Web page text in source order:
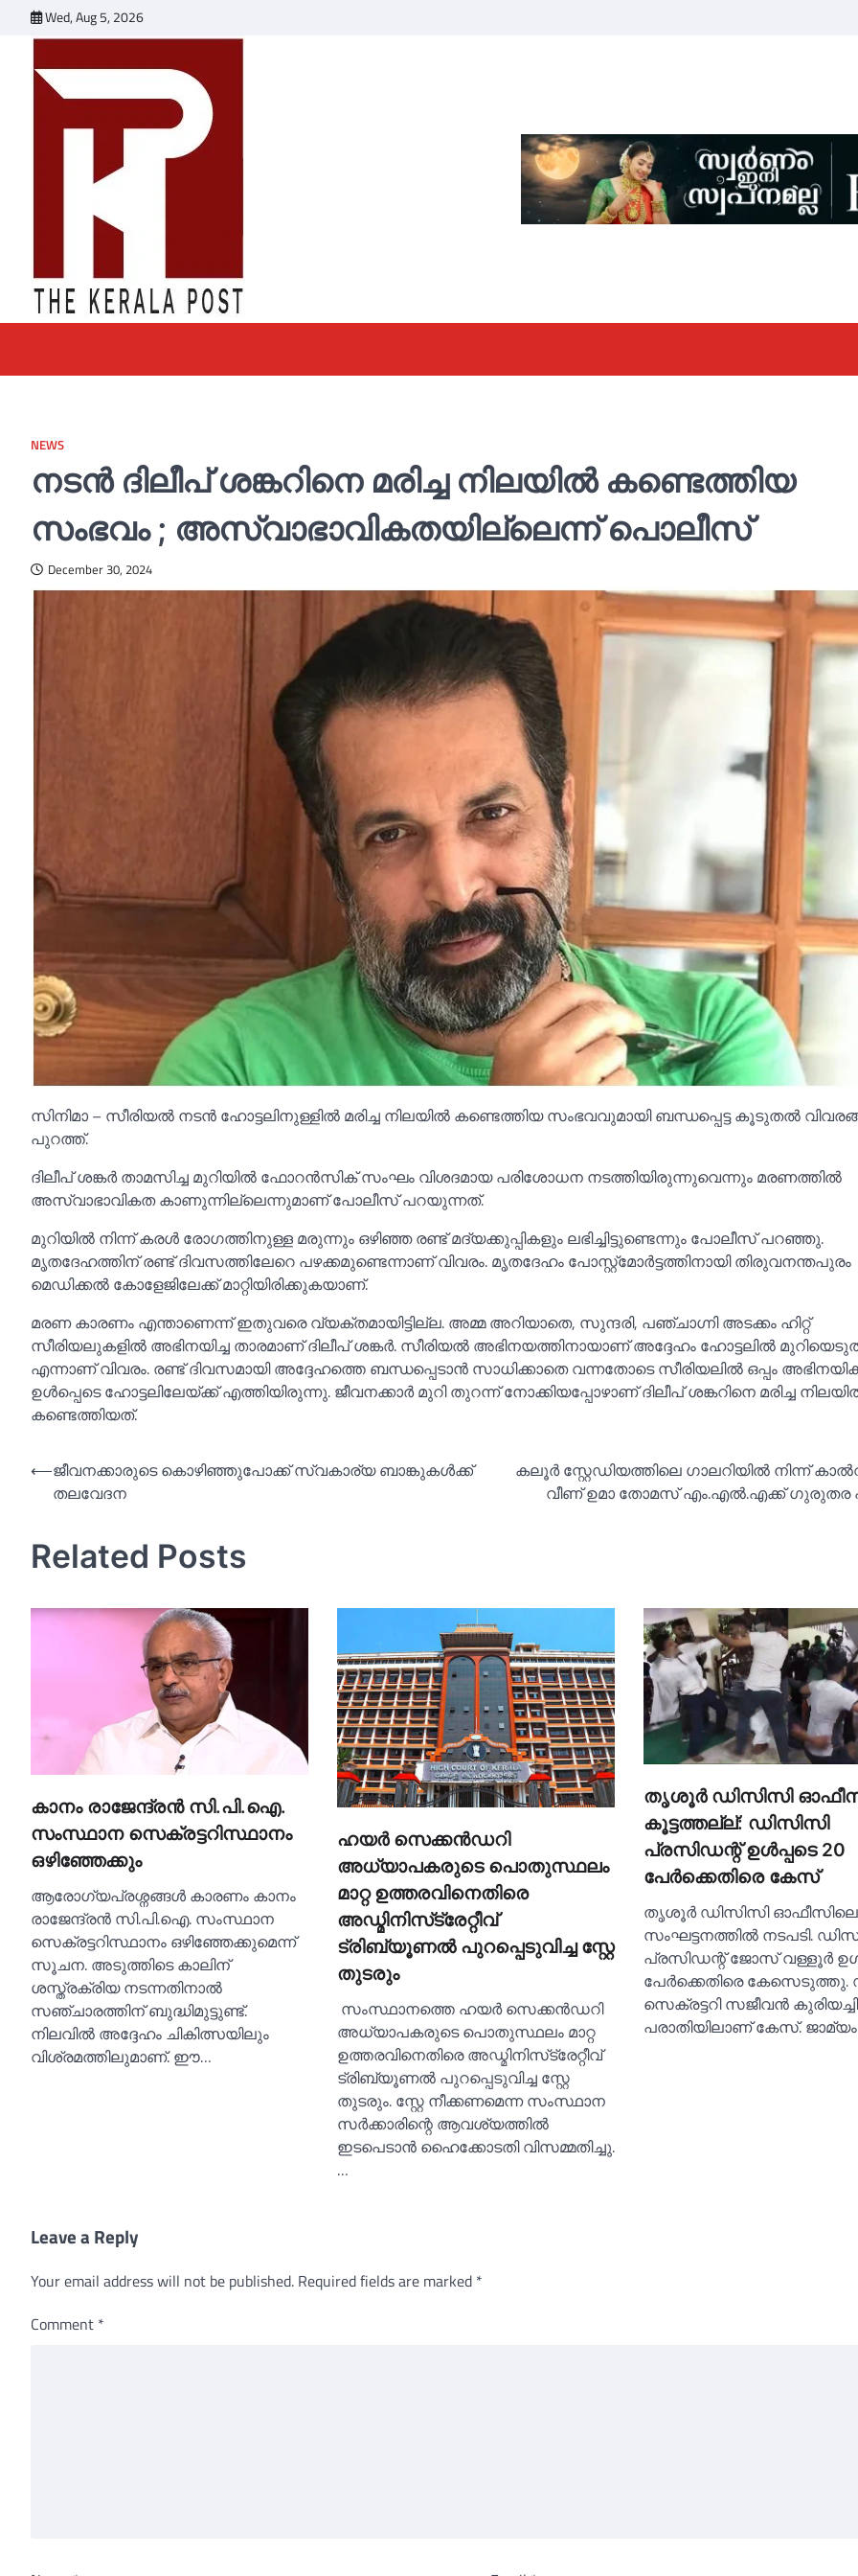
Wed, Aug 5, 2026
NEWS
നടൻ ദിലീപ് ശങ്കറിനെ മരിച്ച നിലയില്‍ കണ്ടെത്തിയ
സംഭവം ; അസ്വാഭാവികതയില്ലെന്ന് പൊലീസ്
December 30, 2024
സിനിമാ – സീരിയല്‍ നടൻ ഹോട്ടലിനുള്ളില്‍ മരിച്ച നിലയില്‍ കണ്ടെത്തിയ സംഭവവുമായി ബന്ധപ്പെട്ട കൂടുതല്‍
പുറത്ത്.
ദിലീപ് ശങ്കർ താമസിച്ച മുറിയില്‍ ഫോറൻസിക് സംഘം വിശദമായ പരിശോധന നടത്തിയിരുന്നുവെന്നും മരണത്തില്‍
അസ്വാഭാവികത കാണുന്നില്ലെന്നുമാണ് പോലീസ് പറയുന്നത്.
മുറിയില്‍ നിന്ന് കരള്‍ രോഗത്തിനുള്ള മരുന്നും ഒഴിഞ്ഞ രണ്ട് മദ്യക്കുപ്പികളും ലഭിച്ചിട്ടുണ്ടെന്നും പോലീസ് പറഞ്ഞു.
മൃതദേഹത്തിന് രണ്ട് ദിവസത്തിലേറെ പഴക്കമുണ്ടെന്നാണ് വിവരം. മൃതദേഹം പോസ്റ്റ്മോർട്ടത്തിനായി തിരുവനന്തപുരം
മെഡിക്കല്‍ കോളേജിലേക്ക് മാറ്റിയിരിക്കുകയാണ്.
മരണ കാരണം എന്താണെന്ന് ഇതുവരെ വ്യക്തമായിട്ടില്ല. അമ്മ അറിയാതെ, സുന്ദരി, പഞ്ചാഗ്നി അടക്കം ഹിറ്റ്
സീരിയലുകളില്‍ അഭിനയിച്ച താരമാണ് ദിലീപ് ശങ്കർ. സീരിയല്‍ അഭിനയത്തിനായാണ് അദ്ദേഹം ഹോട്ടലില്‍
എന്നാണ് വിവരം. രണ്ട് ദിവസമായി അദ്ദേഹത്തെ ബന്ധപ്പെടാൻ സാധിക്കാതെ വന്നതോടെ സീരിയലില്‍ ഒപ്പം
ഉള്‍പ്പെടെ ഹോട്ടലിലേയ്ക്ക് എത്തിയിരുന്നു. ജീവനക്കാർ മുറി തുറന്ന് നോക്കിയപ്പോഴാണ് ദിലീപ് ശങ്കറിനെ മരിച്ച
കണ്ടെത്തിയത്.
Post
navigation
⟵ജീവനക്കാരുടെ കൊഴിഞ്ഞുപോക്ക് സ്വകാര്യ ബാങ്കുകള്‍ക്ക്
തലവേദന
കലൂര്‍ സ്റ്റേഡിയത്തിലെ ഗാലറിയില്‍ നിന്ന്
വീണ് ഉമാ തോമസ് എം.എല്‍.എക്ക് ഗുരുതര
Related Posts
കാനം രാജേന്ദ്രൻ സി.പി.ഐ.
സംസ്ഥാന സെക്രട്ടറിസ്ഥാനം
ഒഴിഞ്ഞേക്കും
ആരോഗ്യപ്രശ്നങ്ങള്‍ കാരണം കാനം
രാജേന്ദ്രൻ സി.പി.ഐ. സംസ്ഥാന
സെക്രട്ടറിസ്ഥാനം ഒഴിഞ്ഞേക്കുമെന്ന്
സൂചന. അടുത്തിടെ കാലിന്
ശസ്ത്രക്രിയ നടന്നതിനാല്‍
സഞ്ചാരത്തിന് ബുദ്ധിമുട്ടുണ്ട്.
നിലവില്‍ അദ്ദേഹം ചികിത്സയിലും
വിശ്രമത്തിലുമാണ്. ഈ…
ഹയര്‍ സെക്കന്‍ഡറി
അധ്യാപകരുടെ പൊതുസ്ഥലം
മാറ്റ ഉത്തരവിനെതിരെ
അഡ്മിനിസ്‌ട്രേറ്റീവ്
ട്രിബ്യൂണല്‍ പുറപ്പെടുവിച്ച സ്റ്റേ
തുടരും
സംസ്ഥാനത്തെ ഹയര്‍ സെക്കന്‍ഡറി
അധ്യാപകരുടെ പൊതുസ്ഥലം മാറ്റ
ഉത്തരവിനെതിരെ അഡ്മിനിസ്‌ട്രേറ്റീവ്
ട്രിബ്യൂണല്‍ പുറപ്പെടുവിച്ച സ്റ്റേ
തുടരും. സ്റ്റേ നീക്കണമെന്ന സംസ്ഥാന
സര്‍ക്കാരിന്റെ ആവശ്യത്തില്‍
ഇടപെടാന്‍ ഹൈക്കോടതി വിസമ്മതിച്ചു.
…
തൃശൂര്‍ ഡിസിസി
കൂട്ടത്തല്ല്: ഡിസിസി
പ്രസിഡന്റ് ഉള്‍പ്പടെ 20
പേര്‍ക്കെതിരെ കേസ്
തൃശൂര്‍ ഡിസിസി ഓഫീസിലെ
സംഘട്ടനത്തില്‍ നടപടി.
പ്രസിഡന്റ് ജോസ് വള്ളൂര്‍
പേര്‍ക്കെതിരെ കേസെടുത്തു.
സെക്രട്ടറി സജീവന്‍
പരാതിയിലാണ് കേസ്.
Leave a Reply
Your email address will not be published. Required fields are marked *
Comment *